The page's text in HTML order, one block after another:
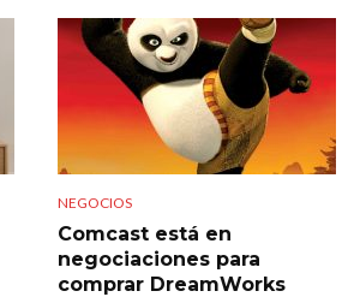
NEGOCIOS
Comcast está en
negociaciones para
comprar DreamWorks